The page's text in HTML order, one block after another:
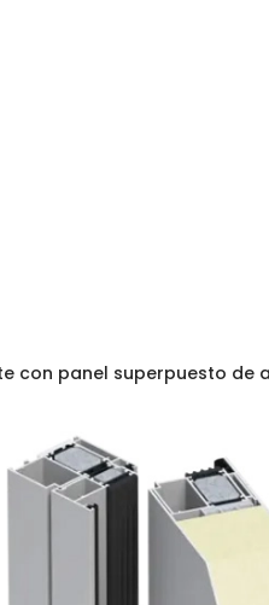
con panel superpuesto de